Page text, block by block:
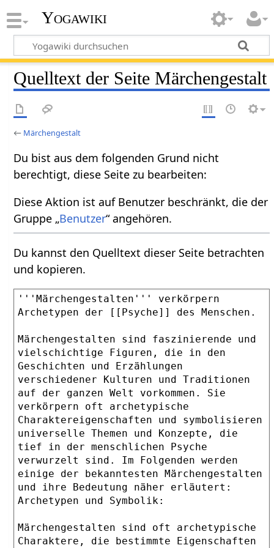
Yogawiki
Quelltext der Seite Märchengestalt
← Märchengestalt
Du bist aus dem folgenden Grund nicht
berechtigt, diese Seite zu bearbeiten:
Diese Aktion ist auf Benutzer beschränkt, die der
Gruppe „Benutzer“ angehören.
Du kannst den Quelltext dieser Seite betrachten
und kopieren.